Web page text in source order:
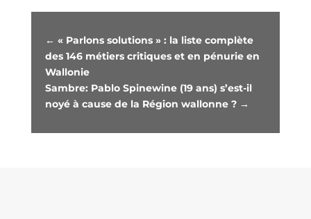
← « Parlons solutions » : la liste complète
des 146 métiers critiques et en pénurie en
Wallonie
Sambre: Pablo Spinewine (19 ans) s’est-il
noyé à cause de la Région wallonne ?→